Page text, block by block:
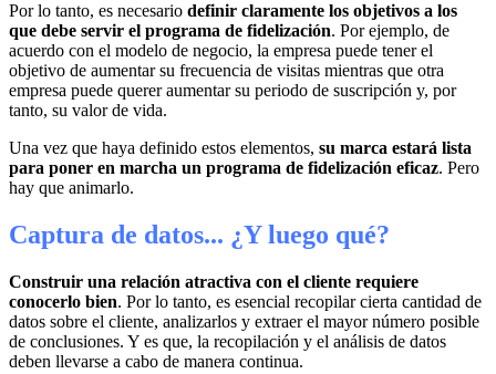
Por lo tanto, es necesario definir claramente los objetivos a los
que debe servir el programa de fidelización. Por ejemplo, de
acuerdo con el modelo de negocio, la empresa puede tener el
objetivo de aumentar su frecuencia de visitas mientras que otra
empresa puede querer aumentar su periodo de suscripción y, por
tanto, su valor de vida.
Una vez que haya definido estos elementos, su marca estará lista
para poner en marcha un programa de fidelización eficaz. Pero
hay que animarlo.
Captura de datos... ¿Y luego qué?
Construir una relación atractiva con el cliente requiere
conocerlo bien. Por lo tanto, es esencial recopilar cierta cantidad de
datos sobre el cliente, analizarlos y extraer el mayor número posible
de conclusiones. Y es que, la recopilación y el análisis de datos
deben llevarse a cabo de manera continua.